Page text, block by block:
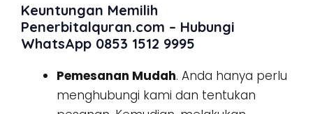
Keuntungan Memilih
Penerbitalquran.com – Hubungi
WhatsApp 0853 1512 9995
Pemesanan Mudah. Anda hanya perlu
menghubungi kami dan tentukan